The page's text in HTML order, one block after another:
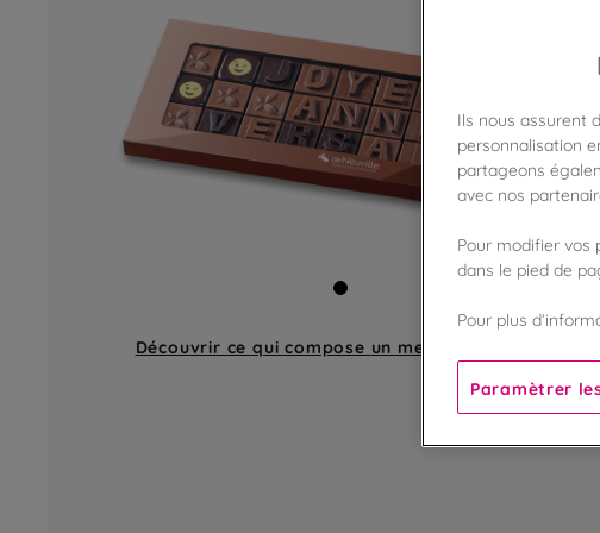
Découvrir ce qui compose un message en chocolat
Ils nous assurent
personnalisation
partageons
avec nos
Pour modifier vos
dans le pied de
Pour plus
Paramètrer